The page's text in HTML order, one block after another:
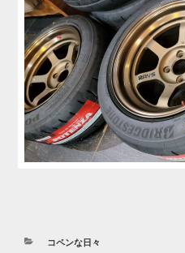
カ
コペンな日々